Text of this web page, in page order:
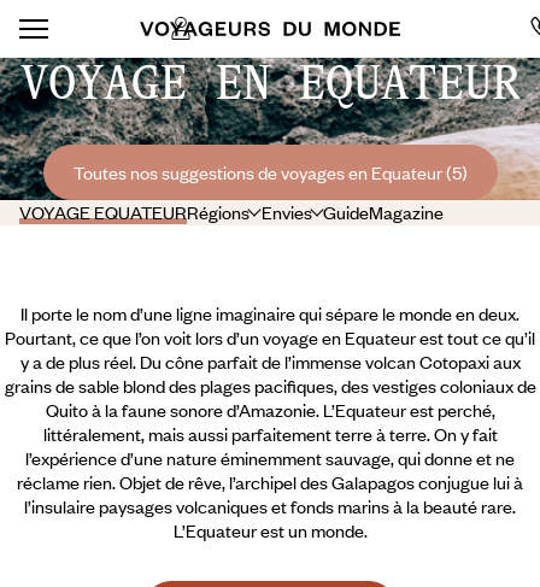
VOYAGE EN EQUATEUR
Toutes nos suggestions de voyages en Equateur (5)
VOYAGE EQUATEURRégions Envies GuideMagazine
Il porte le nom d’une ligne imaginaire qui sépare le monde en deux.
Pourtant, ce que l’on voit lors d’un voyage en Equateur est tout ce qu’il
y a de plus réel. Du cône parfait de l’immense volcan Cotopaxi aux
grains de sable blond des plages pacifiques, des vestiges coloniaux de
Quito à la faune sonore d’Amazonie. L’Equateur est perché,
littéralement, mais aussi parfaitement terre à terre. On y fait
l’expérience d’une nature éminemment sauvage, qui donne et ne
réclame rien. Objet de rêve, l’archipel des Galapagos conjugue lui à
l’insulaire paysages volcaniques et fonds marins à la beauté rare.
L’Equateur est un monde.